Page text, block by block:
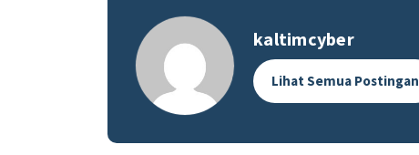
kaltimcyber
Lihat Semua Postingan